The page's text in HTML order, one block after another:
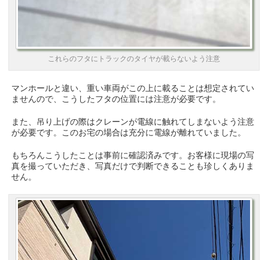
これらのフタにトラックのタイヤが載らないよう注意
マンホールと違い、重い車両がこの上に載ることは想定されてい
ませんので、こうしたフタの位置には注意が必要です。
また、吊り上げの際はクレーンが電線に触れてしまないよう注意
が必要です。このお宅の場合は充分に電線が離れていました。
もちろんこうしたことは事前に確認済みです。お客様に現場の写
真を撮っていただき、写真だけで判断できることも珍しくありま
せん。